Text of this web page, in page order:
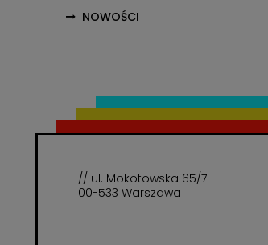
NOWOŚCI
// ul. Mokotowska 65/7
00-533 Warszawa